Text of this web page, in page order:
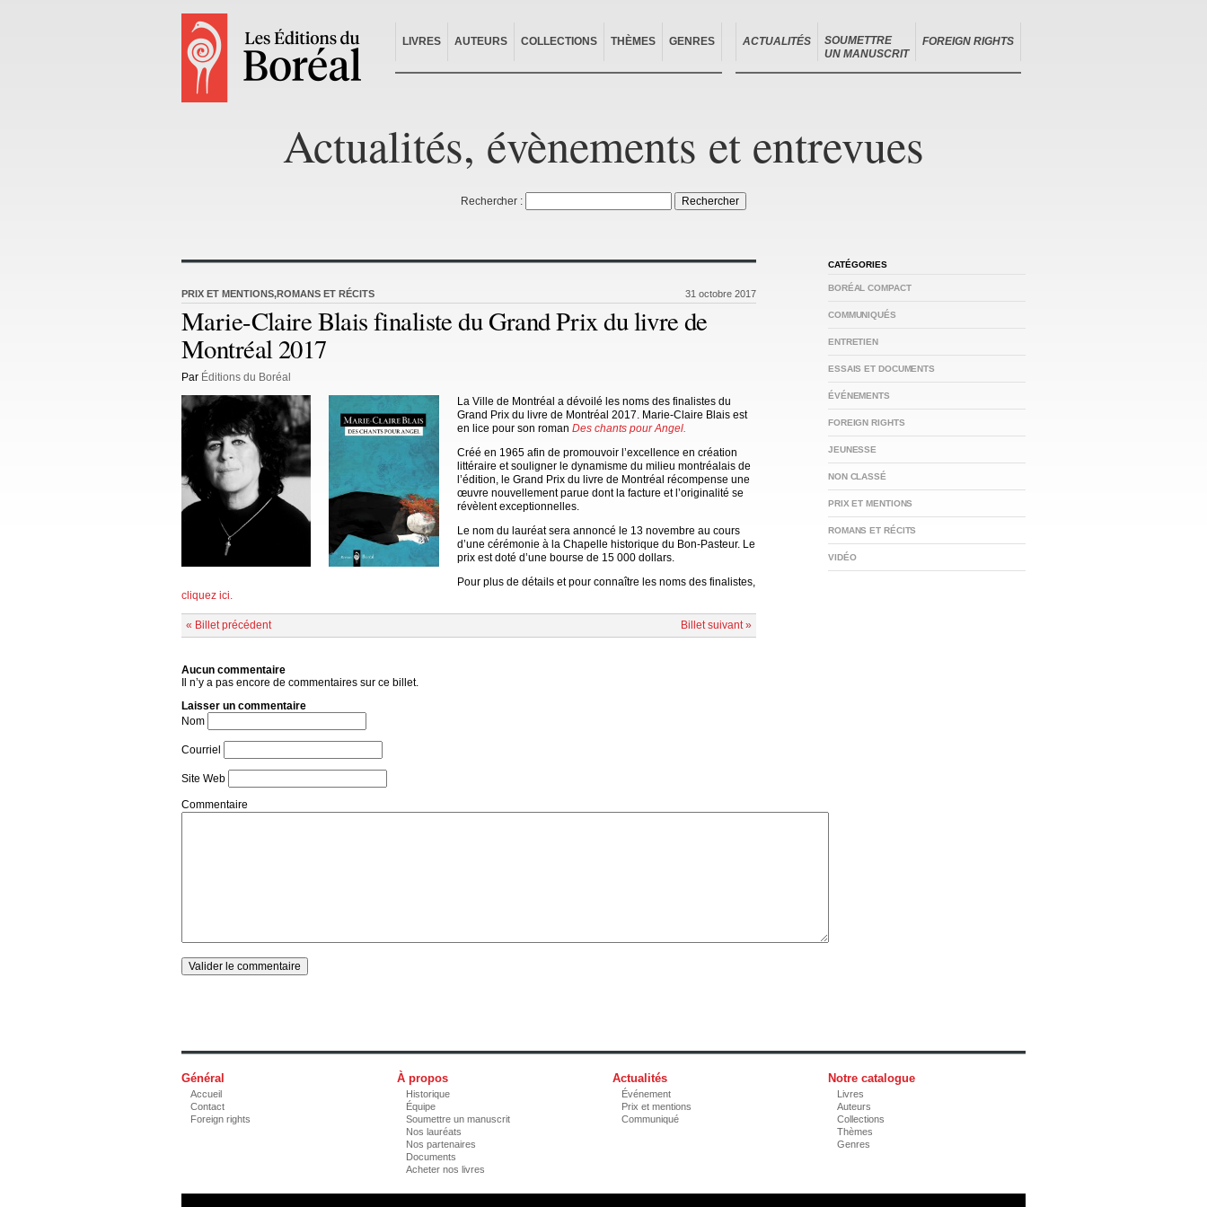
LIVRES AUTEURS COLLECTIONS THÈMES GENRES ACTUALITÉS
SOUMETTRE
UN MANUSCRIT
FOREIGN RIGHTS
Actualités, évènements et entrevues
Rechercher :
PRIX ET MENTIONS,ROMANS ET RÉCITS 31 octobre 2017
Marie-Claire Blais finaliste du Grand Prix du livre de
Montréal 2017
Par Éditions du Boréal
La Ville de Montréal a dévoilé les noms des finalistes du
Grand Prix du livre de Montréal 2017. Marie-Claire Blais est
en lice pour son roman Des chants pour Angel.
Créé en 1965 afin de promouvoir l’excellence en création
littéraire et souligner le dynamisme du milieu montréalais de
l’édition, le Grand Prix du livre de Montréal récompense une
œuvre nouvellement parue dont la facture et l’originalité se
révèlent exceptionnelles.
Le nom du lauréat sera annoncé le 13 novembre au cours
d’une cérémonie à la Chapelle historique du Bon-Pasteur. Le
prix est doté d’une bourse de 15 000 dollars.
Pour plus de détails et pour connaître les noms des finalistes,
cliquez ici.
« Billet précédent Billet suivant »
Aucun commentaire
Il n’y a pas encore de commentaires sur ce billet.
Laisser un commentaire
Nom
Courriel
Site Web
Commentaire
CATÉGORIES
BORÉAL COMPACT
COMMUNIQUÉS
ENTRETIEN
ESSAIS ET DOCUMENTS
ÉVÉNEMENTS
FOREIGN RIGHTS
JEUNESSE
NON CLASSÉ
PRIX ET MENTIONS
ROMANS ET RÉCITS
VIDÉO
Général
Accueil
Contact
Foreign rights
À propos
Historique
Équipe
Soumettre un manuscrit
Nos lauréats
Nos partenaires
Documents
Acheter nos livres
Actualités
Événement
Prix et mentions
Communiqué
Notre catalogue
Livres
Auteurs
Collections
Thèmes
Genres